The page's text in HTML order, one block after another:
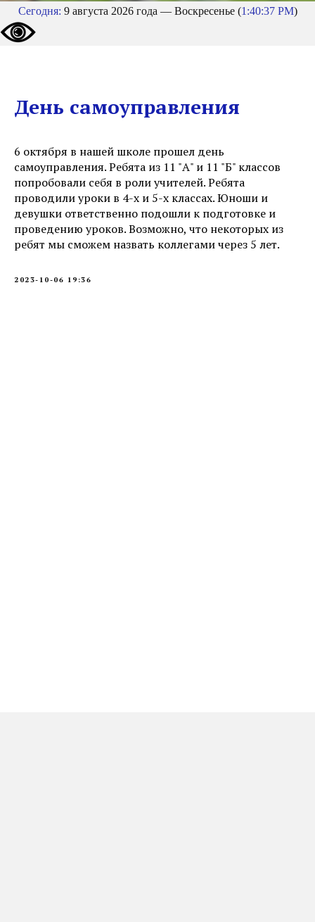
Сегодня: 9 августа 2026 года — Воскресенье (1:40:38 PM)
День самоуправления
6 октября в нашей школе прошел день
самоуправления. Ребята из 11 "А" и 11 "Б" классов
попробовали себя в роли учителей. Ребята
проводили уроки в 4-х и 5-х классах. Юноши и
девушки ответственно подошли к подготовке и
проведению уроков. Возможно, что некоторых из
ребят мы сможем назвать коллегами через 5 лет.
2023-10-06 19:36